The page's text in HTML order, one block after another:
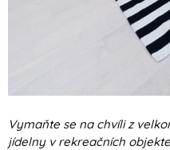
Vymaňte se na chvíli z
jídelny v rekreačních